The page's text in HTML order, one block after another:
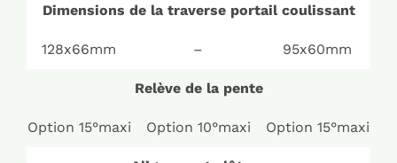
Dimensions de la traverse portail coulissant
128x66mm – 95x60mm
Relève de la pente
Option 15°maxi Option 10°maxi Option 15°maxi